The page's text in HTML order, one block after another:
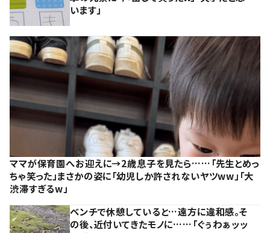
います」
ママが保育園へお迎えに→2歳息子を見たら……「先生とめっ
ちゃ笑った」まさかの姿に「幼児しか許されないヤツww」「大
渋滞すぎるw」
ベンチで休憩していると…遠方に違和感。そ
の後、近付いてきたモノに……「ぐぅわぁッッ